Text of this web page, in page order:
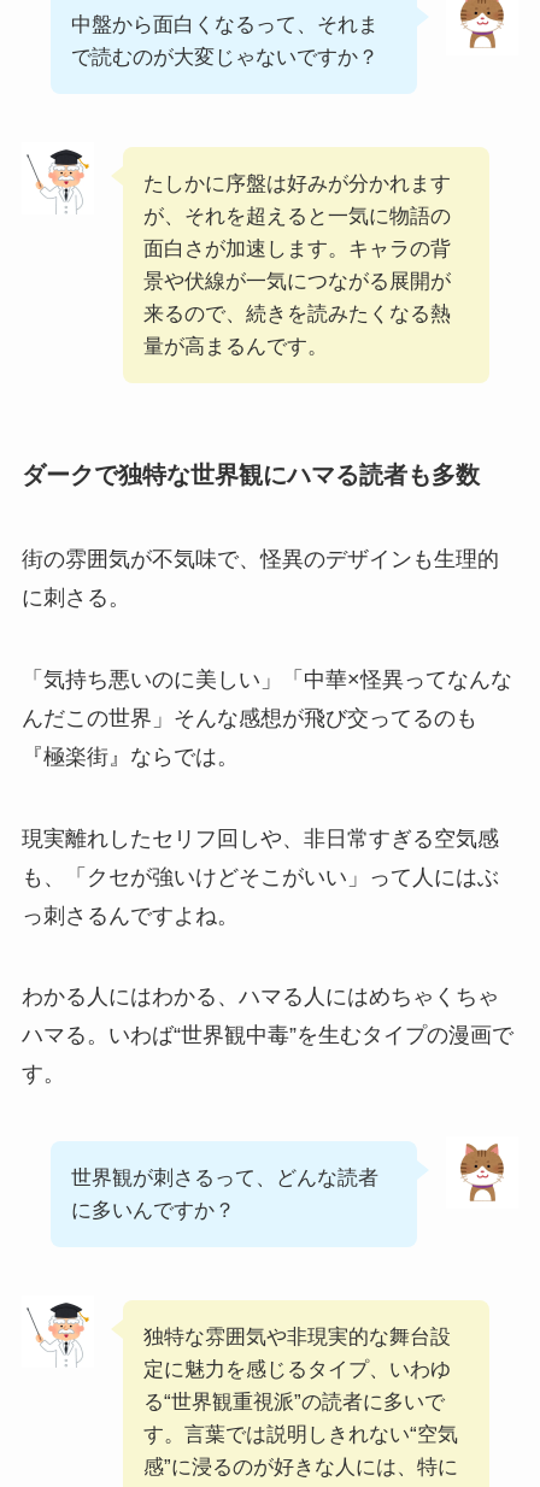
中盤から面白くなるって、それま
で読むのが大変じゃないですか？
たしかに序盤は好みが分かれます
が、それを超えると一気に物語の
面白さが加速します。キャラの背
景や伏線が一気につながる展開が
来るので、続きを読みたくなる熱
量が高まるんです。
ダークで独特な世界観にハマる読者も多数
街の雰囲気が不気味で、怪異のデザインも生理的
に刺さる。
「気持ち悪いのに美しい」「中華×怪異ってなんな
んだこの世界」そんな感想が飛び交ってるのも
『極楽街』ならでは。
現実離れしたセリフ回しや、非日常すぎる空気感
も、「クセが強いけどそこがいい」って人にはぶ
っ刺さるんですよね。
わかる人にはわかる、ハマる人にはめちゃくちゃ
ハマる。いわば“世界観中毒”を生むタイプの漫画で
す。
世界観が刺さるって、どんな読者
に多いんですか？
独特な雰囲気や非現実的な舞台設
定に魅力を感じるタイプ、いわゆ
る“世界観重視派”の読者に多いで
す。言葉では説明しきれない“空気
感”に浸るのが好きな人には、特に